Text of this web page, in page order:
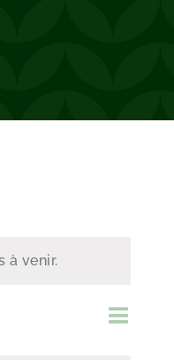
à venir.
Recherche
Mois